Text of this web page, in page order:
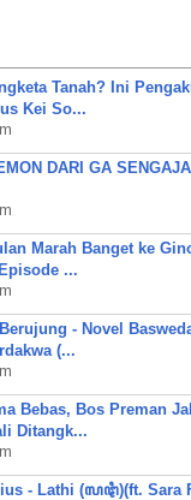
Tanah? Ini
Kei So...
DARI GA
Marah Banget ke
...
- Novel
(...
Bebas, Bos Preman
Ditangk...
- Lathi (ꦭꦛꦶ)(ft. Sara